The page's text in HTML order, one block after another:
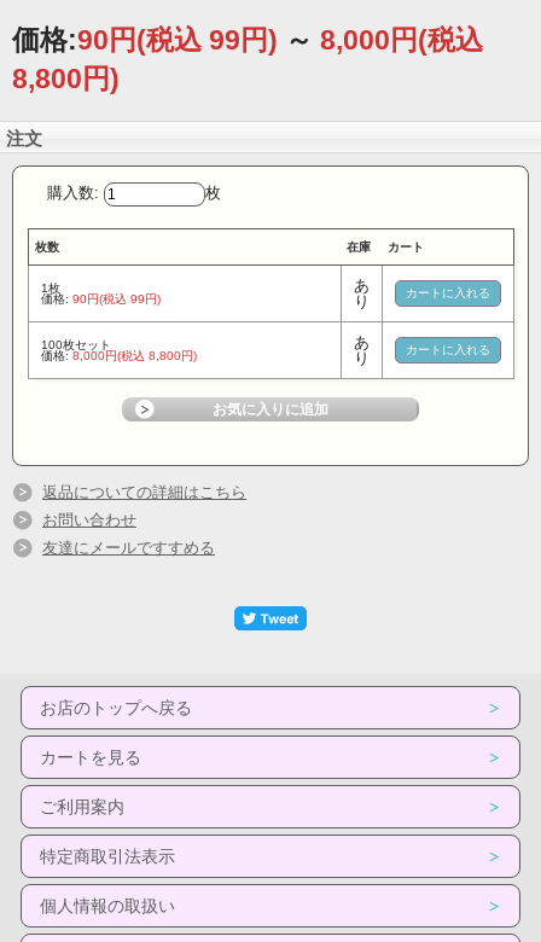
成された商品ですが、安全を保証するものではありません。
価格:90円(税込 99円) ～ 8,000円(税込
8,800円)
注文
購入数: 枚
枚数 在庫 カート
1枚
価格: 90円(税込 99円)
あ
り
100枚セット
価格: 8,000円(税込 8,800円)
あ
り
返品についての詳細はこちら
お問い合わせ
友達にメールですすめる
お店のトップへ戻る
カートを見る
ご利用案内
特定商取引法表示
個人情報の取扱い